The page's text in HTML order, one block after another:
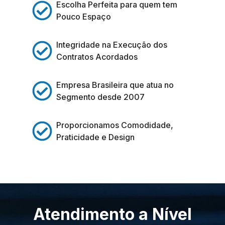
Escolha Perfeita para quem tem
Pouco Espaço
Integridade na Execução dos
Contratos Acordados
Empresa Brasileira que atua no
Segmento desde 2007
Proporcionamos Comodidade,
Praticidade e Design
Atendimento a Nível